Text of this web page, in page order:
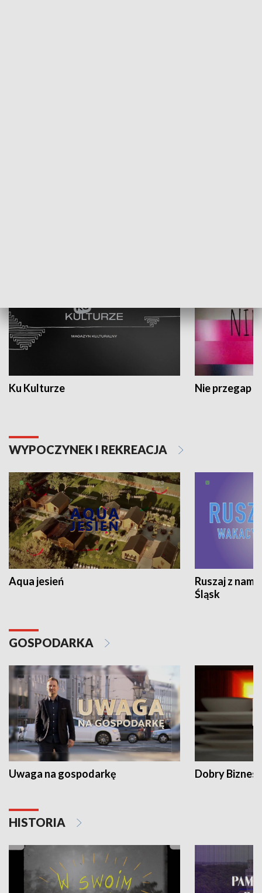
Ku Kulturze Nie przegap
WYPOCZYNEK I REKREACJA
Aqua jesień
Ruszaj z
Śląsk
GOSPODARKA
Uwaga na gospodarkę Dobry Biznes
HISTORIA